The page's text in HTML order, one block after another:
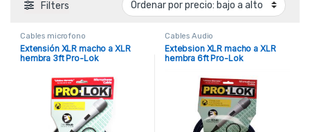
Filters
Cables microfono
Extensión XLR macho a XLR
hembra 3ft Pro-Lok
Cables Audio
Extebsion XLR macho a XLR
hembra 6ft Pro-Lok